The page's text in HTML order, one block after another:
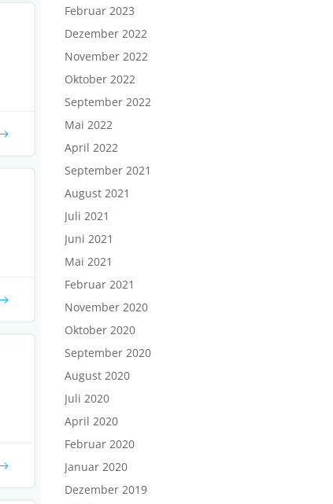
Februar 2023
Dezember 2022
November 2022
Oktober 2022
September 2022
Mai 2022
April 2022
September 2021
August 2021
Juli 2021
Juni 2021
Mai 2021
Februar 2021
November 2020
Oktober 2020
September 2020
August 2020
Juli 2020
April 2020
Februar 2020
Januar 2020
Dezember 2019